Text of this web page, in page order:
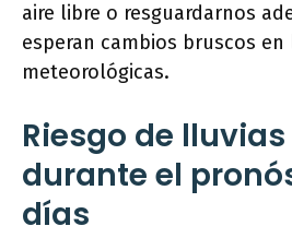
aire libre o resguardarnos
esperan cambios bruscos
meteorológicas.
Riesgo de
durante el
días